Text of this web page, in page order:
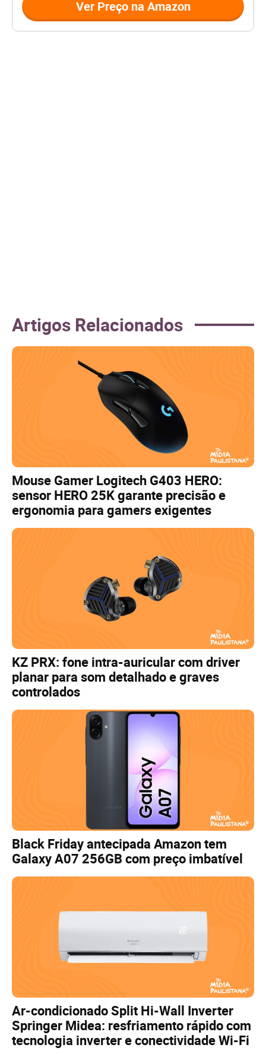
Ver Preço na Amazon
Artigos Relacionados
Mouse Gamer Logitech G403 HERO:
sensor HERO 25K garante precisão e
ergonomia para gamers exigentes
KZ PRX: fone intra-auricular com driver
planar para som detalhado e graves
controlados
Black Friday antecipada Amazon tem
Galaxy A07 256GB com preço imbatível
Ar-condicionado Split Hi-Wall Inverter
Springer Midea: resfriamento rápido com
tecnologia inverter e conectividade Wi-Fi